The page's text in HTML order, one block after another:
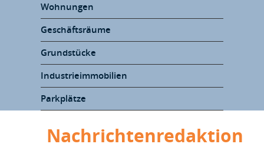
Wohnungen
Geschäftsräume
Grundstücke
Industrieimmobilien
Parkplätze
Nachrichtenredaktion